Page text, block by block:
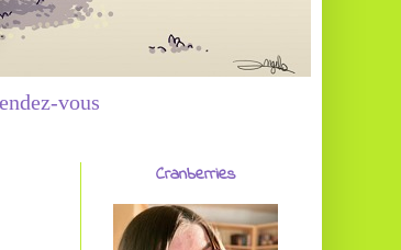
vous
Cranberries